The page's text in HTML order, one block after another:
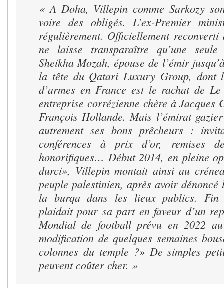
« A Doha, Villepin comme Sarkozy
voire des obligés. L’ex-Premier
régulièrement. Officiellement
ne laisse transparaître qu’une
Sheikha Mozah, épouse de l’émir
la tête du Qatari Luxury Group, dont
d’armes en France est le rachat de
entreprise corrézienne chère à Jacques
François Hollande. Mais l’émirat
autrement ses bons prêcheurs :
conférences à prix d’or, remises
honorifiques… Début 2014, en pleine
durci», Villepin montait ainsi au
peuple palestinien, après avoir dénoncé
la burqa dans les lieux publics. Fin
plaidait pour sa part en faveur d’un
Mondial de football prévu en 2022
modification de quelques semaines
colonnes du temple ?»De simples
peuvent coûter cher. »